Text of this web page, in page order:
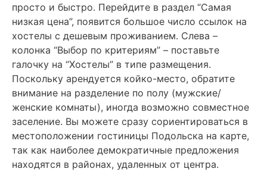
просто и быстро. Перейдите в раздел “Самая
низкая цена”, появится большое число ссылок на
хостелы с дешевым проживанием. Слева –
колонка “Выбор по критериям” – поставьте
галочку на “Хостелы” в типе размещения.
Поскольку арендуется койко-место, обратите
внимание на разделение по полу (мужские/
женские комнаты), иногда возможно совместное
заселение. Вы можете сразу сориентироваться в
местоположении гостиницы Подольска на карте,
так как наиболее демократичные предложения
находятся в районах, удаленных от центра.